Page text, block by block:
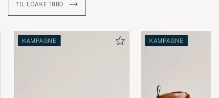
Den samlede produktionstid på et par sko fra Loake 1880
er hele 8 uger, hvor hver sko laves med en goodyear
med en randsøm og fremstilles af de bedste materialer og
metoder tilgængeligt.
TIL LOAKE 1880
KAMPAGNE KAMPAGNE